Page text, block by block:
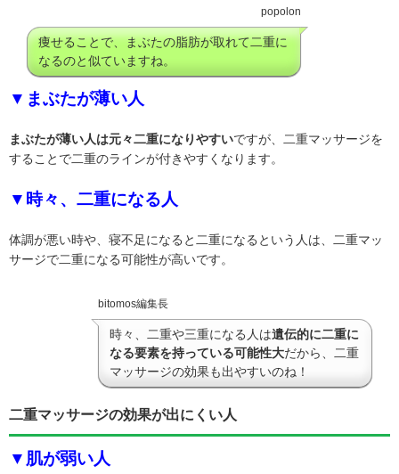
popolon
痩せることで、まぶたの脂肪が取れて二重に
なるのと似ていますね。
▼まぶたが薄い人
まぶたが薄い人は元々二重になりやすいですが、二重マッサージを
することで二重のラインが付きやすくなります。
▼時々、二重になる人
体調が悪い時や、寝不足になると二重になるという人は、二重マッ
サージで二重になる可能性が高いです。
bitomos編集長
時々、二重や三重になる人は遺伝的に二重に
なる要素を持っている可能性大だから、二重
マッサージの効果も出やすいのね！
二重マッサージの効果が出にくい人
▼肌が弱い人